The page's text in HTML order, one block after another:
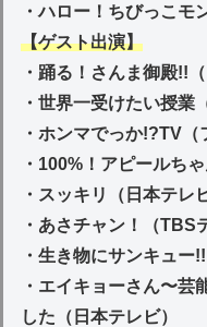
・ハロー！ちびっこモ
【ゲスト出演】
・踊る！さんま御殿!!
・世界一受けたい授業
・ホンマでっか!?TV（
・100%！アピールち
・スッキリ（日本テレ
・あさチャン！（TBS
・生き物にサンキュー
・エイキョーさん〜芸
した（日本テレビ）